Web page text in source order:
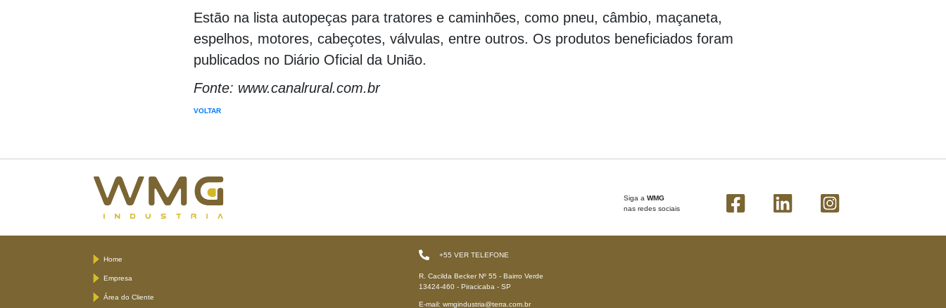
Estão na lista autopeças para tratores e caminhões, como pneu, câmbio, maçaneta,
espelhos, motores, cabeçotes, válvulas, entre outros. Os produtos beneficiados foram
publicados no Diário Oficial da União.
Fonte: www.canalrural.com.br
VOLTAR
Siga aWMG
nas redes sociais
Home
Empresa
Área do Cliente
+55 VER TELEFONE
R. Cacilda Becker Nº 55 - Bairro Verde
13424-460 - Piracicaba - SP
E-mail: wmgindustria@terra.com.br